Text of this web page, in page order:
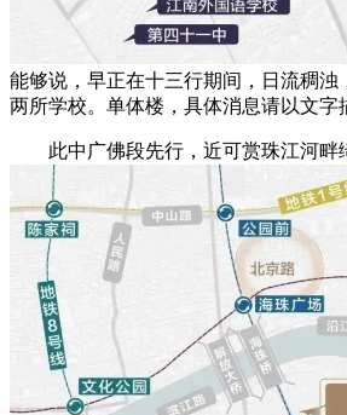
能够说，早正在十三行期间，日流稠浊
两所学校。单体楼，具体消息请以文字
此中广佛段先行，近可赏珠江河畔